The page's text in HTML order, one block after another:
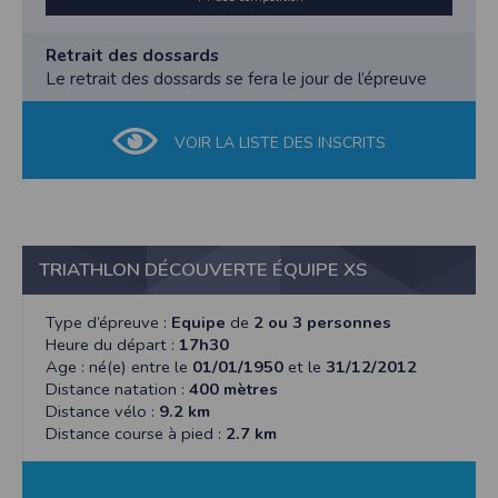
Retrait des dossards
Le retrait des dossards se fera le jour de l’épreuve
VOIR LA LISTE DES INSCRITS
TRIATHLON DÉCOUVERTE ÉQUIPE XS
Type d’épreuve : Equipe de 2 ou 3 personnes
Heure du départ : 17h30
Age : né(e) entre le 01/01/1950 et le 31/12/2012
Distance natation : 400 mètres
Distance vélo : 9.2 km
Distance course à pied : 2.7 km